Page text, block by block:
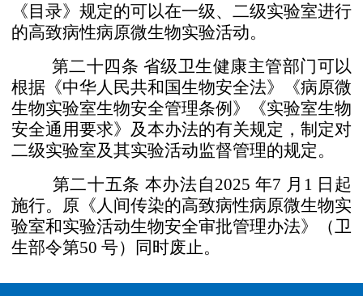
《目录》规定的可以在一级、二级实验室进行
的高致病性病原微生物实验活动。
第二十四条 省级卫生健康主管部门可以
根据《中华人民共和国生物安全法》《病原微
生物实验室生物安全管理条例》《实验室生物
安全通用要求》及本办法的有关规定，制 定对
二级实验室及其实验活动监督管理的规定。
第二十五条 本办法自2025 年7 月 1 日起
施行。原《人间传染的高致病性病原微生物实
验室和实验活动生物安全审批管理办法》（卫
生部令第50 号）同时废止。